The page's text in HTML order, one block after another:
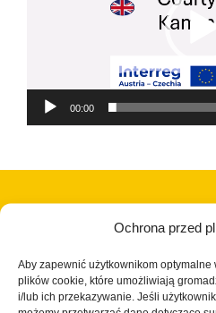
Ochrona przed
Aby zapewnić użytkownikom
plików cookie, które umożliwiają
i/lub ich przekazywanie. Jeśli
00:00